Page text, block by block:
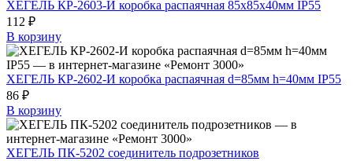
ХЕГЕЛЬ КР-2603-И коробка распаячная 85х85х40мм IP55
112 ₽
В корзину
ХЕГЕЛЬ КР-2602-И коробка распаячная d=85мм h=40мм IP55
86 ₽
В корзину
ХЕГЕЛЬ ПК-5202 соединитель подрозетников